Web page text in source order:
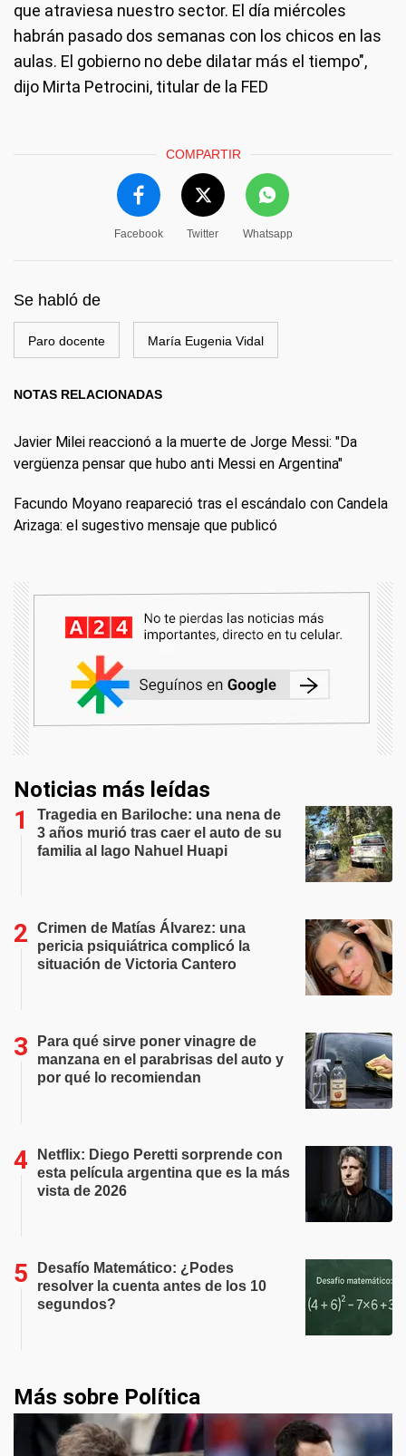
que atraviesa nuestro sector. El día miércoles
habrán pasado dos semanas con los chicos en las
aulas. El gobierno no debe dilatar más el tiempo",
dijo Mirta Petrocini, titular de la FED
COMPARTIR
Facebook Twitter Whatsapp
Se habló de
Paro docente María Eugenia Vidal
NOTAS RELACIONADAS
Javier Milei reaccionó a la muerte de Jorge Messi: "Da
vergüenza pensar que hubo anti Messi en Argentina"
Facundo Moyano reapareció tras el escándalo con Candela
Arizaga: el sugestivo mensaje que publicó
Noticias más leídas
Tragedia en Bariloche: una nena de
3 años murió tras caer el auto de su
familia al lago Nahuel Huapi
Crimen de Matías Álvarez: una
pericia psiquiátrica complicó la
situación de Victoria Cantero
Para qué sirve poner vinagre de
manzana en el parabrisas del auto y
por qué lo recomiendan
Netflix: Diego Peretti sorprende con
esta película argentina que es la más
vista de 2026
Desafío Matemático: ¿Podes
resolver la cuenta antes de los 10
segundos?
Más sobre Política